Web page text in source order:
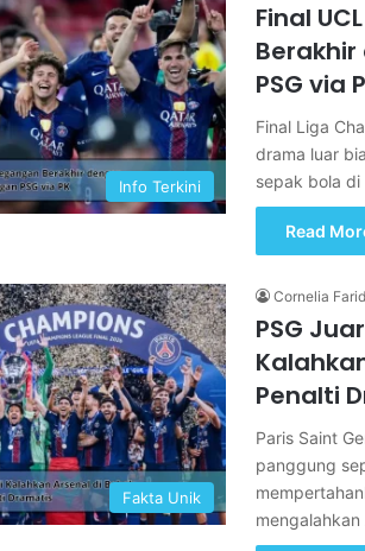
Info Terkini
Final
PSG via
Final Liga
drama luar
sepak bola
Read
Fakta Unik
Cornelia
PSG
Penalti
Paris Saint
panggung